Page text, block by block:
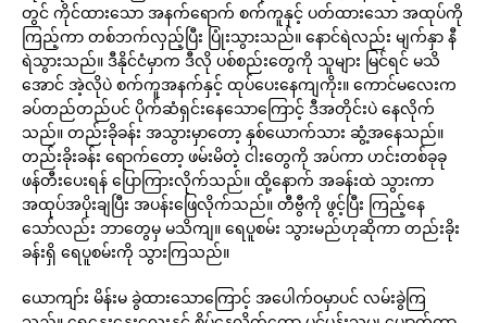
တွင် ကိုင်ထားသော အနက်ရောက် စက်ကူနှင့် ပတ်ထားသော အထုပ်ကို
ကြည့်ကာ တစ်ဘက်လှည့်ပြီး ပြုံးသွားသည်။ နောင်ရဲလည်း မျက်နှာ နီ
ရဲသွားသည်။ ဒီနိုင်ငံမှာက ဒီလို ပစ်စည်းတွေကို သူများ မြင်ရင် မသိ
အောင် အဲ့လိုပဲ စက်ကူအနက်နှင့် ထုပ်ပေးနေကျကိုး။ ကောင်မလေးက
ခပ်တည်တည်ပင် ပိုက်ဆံရှင်းနေသောကြောင့် ဒီအတိုင်းပဲ နေလိုက်
သည်။ တည်းခိုခန်း အသွားမှာတော့ နှစ်ယောက်သား ဆွံ့အနေသည်။
တည်းခိုးခန်း ရောက်တော့ ဖမ်းမိတဲ့ ငါးတွေကို အပ်ကာ ဟင်းတစ်ခုခု
ဖန်တီးပေးရန် ပြောကြားလိုက်သည်။ ထို့နောက် အခန်းထဲ သွားကာ
အထုပ်အပိုးချပြီး အပန်းဖြေလိုက်သည်။ တီဗွီကို ဖွင့်ပြီး ကြည့်နေ
သော်လည်း ဘာတွေမှ မသိကျ။ ရေပူစမ်း သွားမည်ဟုဆိုကာ တည်းခိုး
ခန်းရှိ ရေပူစမ်းကို သွားကြသည်။
ယောကျာ်း မိန်းမ ခွဲထားသောကြောင့် အပေါက်ဝမှာပင် လမ်းခွဲကြ